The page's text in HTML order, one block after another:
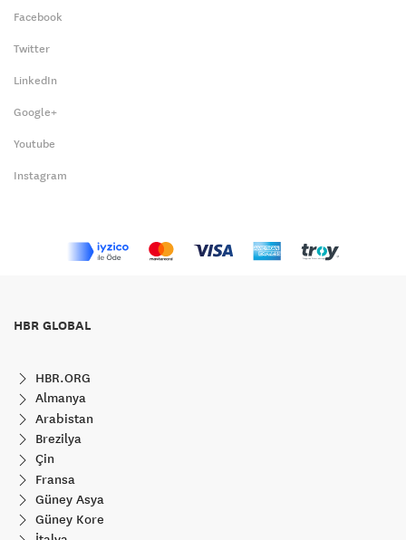
Facebook
Twitter
LinkedIn
Google+
Youtube
Instagram
HBR GLOBAL
HBR.ORG
Almanya
Arabistan
Brezilya
Çin
Fransa
Güney Asya
Güney Kore